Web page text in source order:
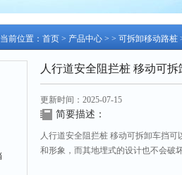
当前位置： 首页 > 产品中心 > > 可拆卸移动路桩
人行道安全阻拦桩 移动可拆
更新时间：2025-07-15
简要描述：
人行道安全阻拦桩 移动可拆卸车挡
和形象，而其地埋式的设计也不会破